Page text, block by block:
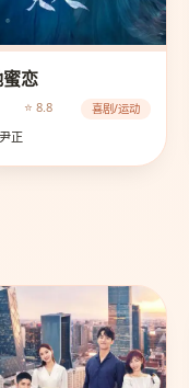
恋
⭐ 8.8 喜剧/运动
正